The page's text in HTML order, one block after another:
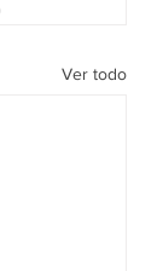
Ver todo